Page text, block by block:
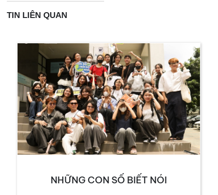
TIN LIÊN QUAN
NHỮNG CON SỐ BIẾT NÓI